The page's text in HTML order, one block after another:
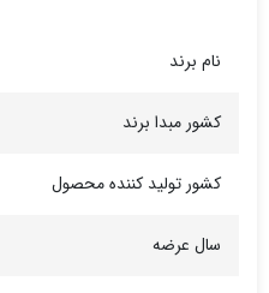
نام برند
کشور مبدا برند
کشور تولید کننده محصول
سال عرضه